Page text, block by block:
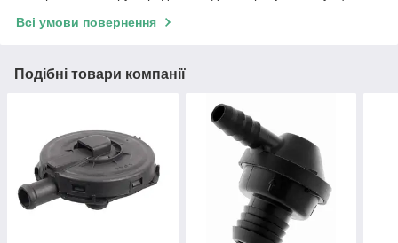
Всі умови повернення
Подібні товари компанії